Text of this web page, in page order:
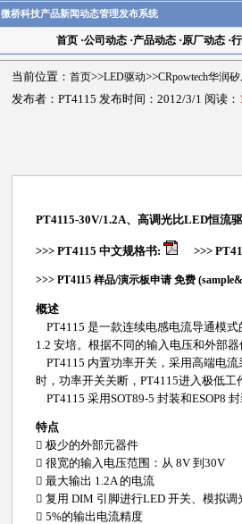
微桥科技产品新闻动态管理发布系统
首页·公司动态·产品动态·原厂动态·
当前位置： 首页>>LED驱动>>CRpowtech华润
发布者：PT4115 发布时间：2012/3/1 阅读：
PT4115-30V/1.2A、高调光比LED恒流
>>> PT4115 中文规格书: >>>
>>> PT4115 样品/演示板申请 免费
概述
PT4115 是一款连续电感电流导通模式
1.2 安培。根据不同的输入电压和外部
PT4115 内置功率开关，采用高端电
时，功率开关关断，PT4115进入极低工
PT4115 采用SOT89-5 封装和ESOP8 封
特点
􀁺 极少的外部元器件
􀁺 很宽的输入电压范围：从 8V 到30V
􀁺 最大输出 1.2A 的电流
􀁺 复用 DIM 引脚进行LED 开关、模拟调
􀁺 5%的输出电流精度